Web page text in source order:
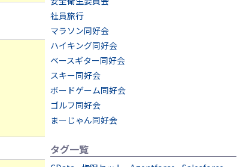
社員旅行
マラソン同好会
ハイキング同好会
ベースギター同好会
スキー同好会
ボードゲーム同好会
ゴルフ同好会
まーじゃん同好会
タグ一覧